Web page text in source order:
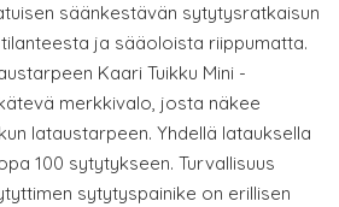
säänkestävän sytytysratkaisun
ja sääoloista riippumatta.
Kaari Tuikku Mini -
merkkivalo, josta näkee
lataustarpeen. Yhdellä latauksella
100 sytytykseen. Turvallisuus
sytytyspainike on erillisen